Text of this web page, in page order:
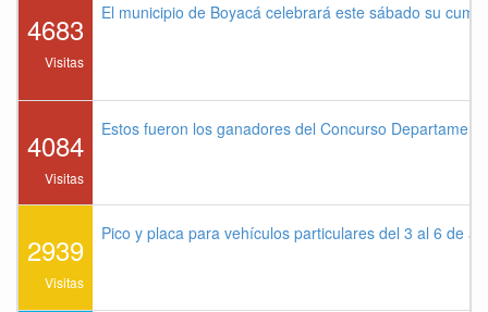
4683
Visitas
El municipio de Boyacá celebrará este sábado su
4084
Visitas
Estos fueron los ganadores del Concurso
2939
Visitas
Pico y placa para vehículos particulares del 3 al 6 de